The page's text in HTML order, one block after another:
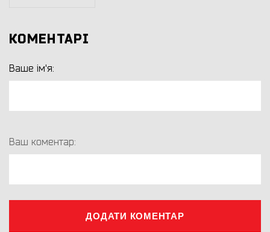
КОМЕНТАРІ
Ваше ім'я:
Ваш коментар:
ДОДАТИ КОМЕНТАР